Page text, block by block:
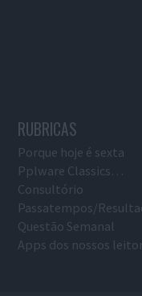
RUBRICAS
Porque hoje é sexta
Pplware Classics…
Consultório
Passatempos/
Questão Semanal
Apps dos nossos